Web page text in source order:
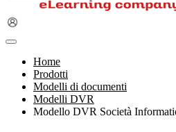
Home
Prodotti
Modelli di documenti
Modelli DVR
Modello DVR Società